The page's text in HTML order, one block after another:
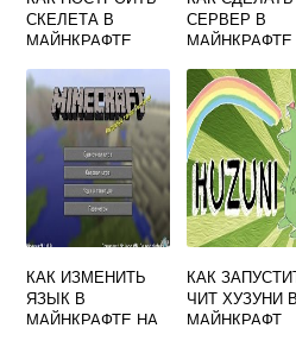
СКЕЛЕТА В
МАЙНКРАФТЕ
СЕРВЕР В
КАК ИЗМЕНИТЬ
ЯЗЫК В
МАЙНКРАФТЕ НА
КАК
ЧИТ ХУЗУНИ В
МАЙНКРАФТ